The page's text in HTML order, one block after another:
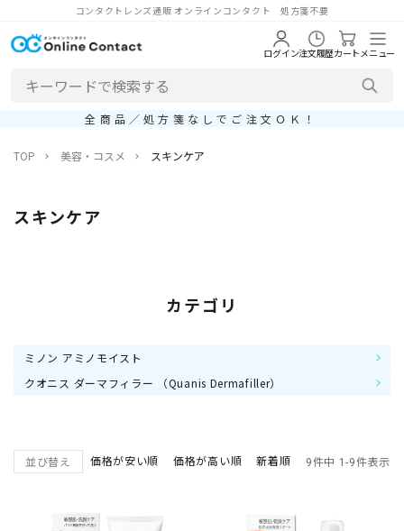
コンタクトレンズ通販 オンラインコンタクト 処方箋不要
ログイン注文履歴カートメニュー
全商品／処方箋なしでご注文ＯＫ！
TOP 美容・コスメ スキンケア
スキンケア
カテゴリ
ミノン アミノモイスト
クオニス ダーマフィラー （Quanis Dermafiller）
並び替え 価格が安い順 価格が高い順 新着順 9件中 1-9件表示